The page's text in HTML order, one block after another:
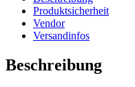
Produktsicherheit
Vendor
Versandinfos
Beschreibung